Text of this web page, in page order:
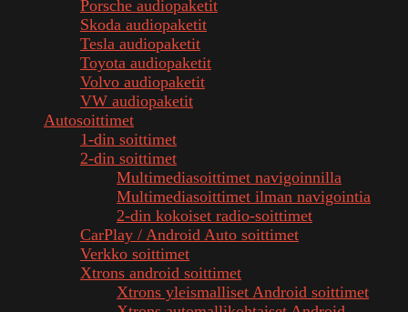
Porsche audiopaketit
Skoda audiopaketit
Tesla audiopaketit
Toyota audiopaketit
Volvo audiopaketit
VW audiopaketit
Autosoittimet
1-din soittimet
2-din soittimet
Multimediasoittimet navigoinnilla
Multimediasoittimet ilman navigointia
2-din kokoiset radio-soittimet
CarPlay / Android Auto soittimet
Verkko soittimet
Xtrons android soittimet
Xtrons yleismalliset Android soittimet